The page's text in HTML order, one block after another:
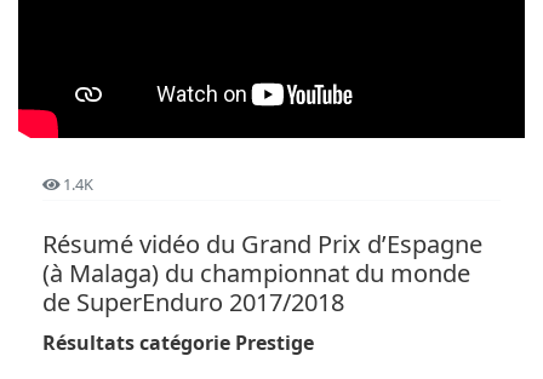
1.4K
Résumé vidéo du Grand Prix d’Espagne
(à Malaga) du championnat du monde
de SuperEnduro 2017/2018
Résultats catégorie Prestige